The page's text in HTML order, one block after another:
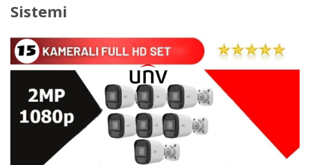
Sistemi